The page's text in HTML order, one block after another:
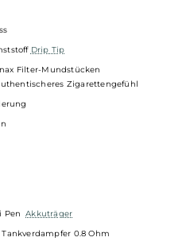
Watt
4.2 Volt
entsprechend des
und 1.2 Ohm